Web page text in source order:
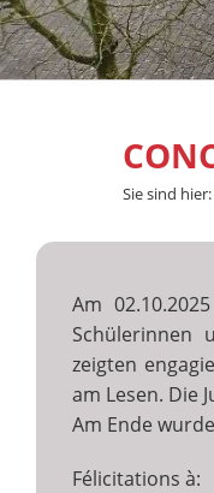
Sie sind hier:
Am
Schülerinnen
zeigten
am Lesen. Die
Am Ende
Félicitations à: